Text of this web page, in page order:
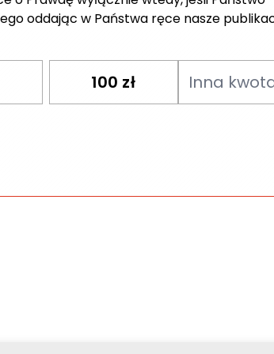
oddając w Państwa ręce nasze
100 zł